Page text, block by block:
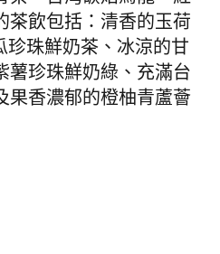
茶飲包括：清香的玉荷
珍珠鮮奶茶、冰涼的甘
薯珍珠鮮奶綠、充滿台
果香濃郁的橙柚青蘆薈